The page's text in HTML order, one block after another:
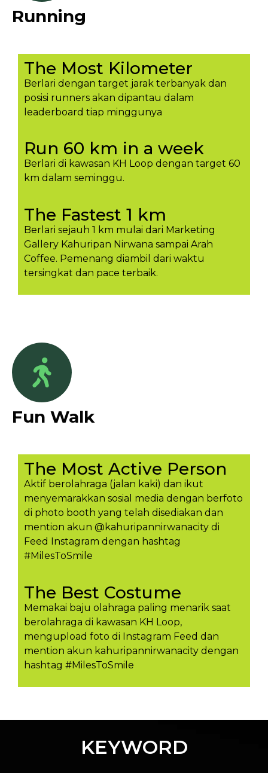
Running
The Most Kilometer
Berlari dengan target jarak terbanyak dan
posisi runners akan dipantau dalam
leaderboard tiap minggunya​
Run 60 km in a week
Berlari di kawasan KH Loop dengan target 60
km dalam seminggu.​
The Fastest 1 km
Berlari sejauh 1 km mulai dari Marketing
Gallery Kahuripan Nirwana sampai Arah
Coffee. Pemenang diambil dari waktu
tersingkat dan pace terbaik.
Fun Walk
The Most Active Person
Aktif berolahraga (jalan kaki) dan ikut
menyemarakkan sosial media dengan berfoto
di photo booth yang telah disediakan dan
mention akun @kahuripannirwanacity di
Feed Instagram dengan hashtag
#MilesToSmile
The Best Costume
Memakai baju olahraga paling menarik saat
berolahraga di kawasan KH Loop,
mengupload foto di Instagram Feed dan
mention akun kahuripannirwanacity dengan
hashtag #MilesToSmil​e
KEYWORD